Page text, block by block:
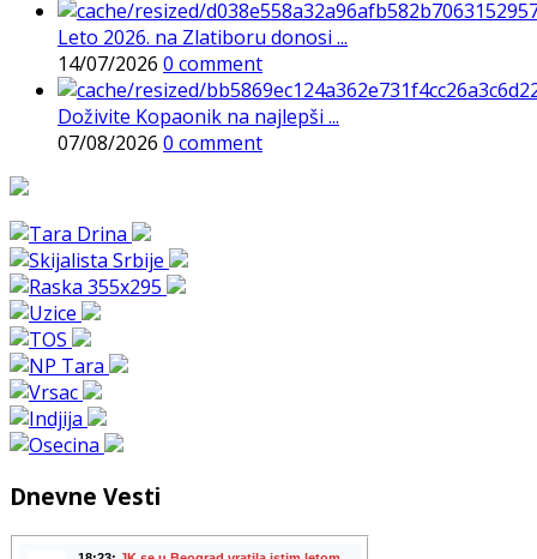
Leto 2026. na Zlatiboru donosi ...
14/07/2026 0 comment
Doživite Kopaonik na najlepši ...
07/08/2026 0 comment
Dnevne Vesti